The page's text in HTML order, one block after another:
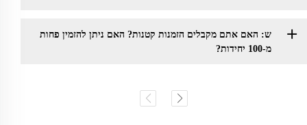
ש: האם אתם מקבלים הזמנות קטנות? האם ניתן להזמין פחות
מ-100 יחידות?